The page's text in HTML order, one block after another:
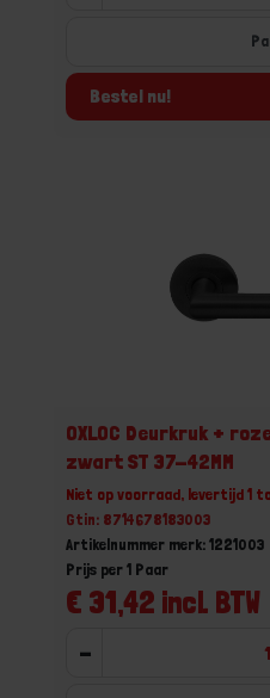
Bestel nu!
OXLOC Deurkruk +
zwart ST 37-42MM
Niet op voorraad, levertijd 1
Gtin: 8714678183003
Artikelnummer merk: 1221003
€ 31,42 incl. BTW
Prijs per 1 Paar
-